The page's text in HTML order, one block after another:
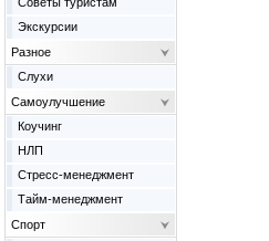
Экскурсии
Разное
Слухи
Самоулучшение
Коучинг
НЛП
Стресс-менеджмент
Тайм-менеджмент
Спорт